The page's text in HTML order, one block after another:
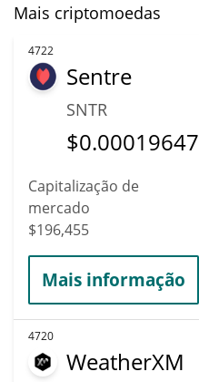
Mais criptomoedas
4722
Sentre
SNTR
$0.00019647
Capitalização de
mercado
$196,455
Mais informação
4720
WeatherXM